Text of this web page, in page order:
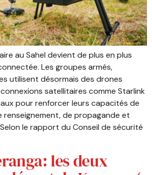
au Sahel devient de plus en plus
Les groupes armés,
utilisent désormais des drones
satellitaires comme Starlink
pour renforcer leurs capacités de
renseignement, de propagande et
le rapport du Conseil de sécurité
les deux